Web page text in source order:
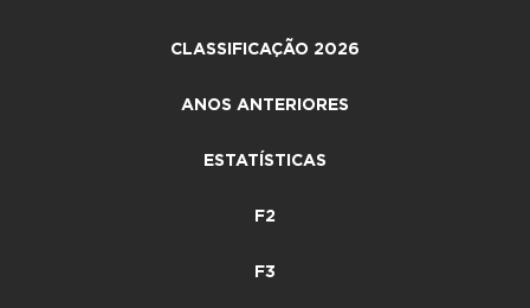
CLASSIFICAÇÃO 2026
ANOS ANTERIORES
ESTATÍSTICAS
F2
F3